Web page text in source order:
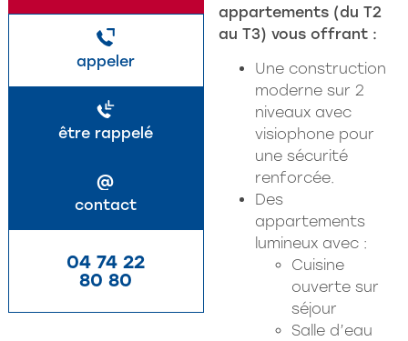
appeler
être rappelé
@
contact
04 74 22
80 80
appartements (du T2
au T3) vous offrant :
Une construction
moderne sur 2
niveaux avec
visiophone pour
une sécurité
renforcée.
Des
appartements
lumineux avec :
Cuisine
ouverte sur
séjour
Salle d’eau